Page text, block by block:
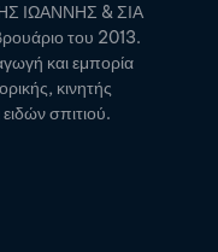
ΙΩΑΝΝΗΣ & ΣΙΑ
του 2013.
και εμπορία
κινητής
σπιτιού.